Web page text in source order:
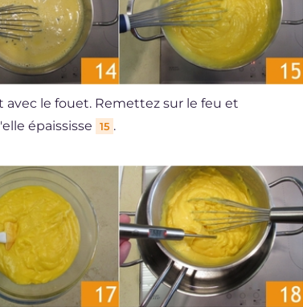
avec le fouet. Remettez sur le feu et
épaississe 15 .